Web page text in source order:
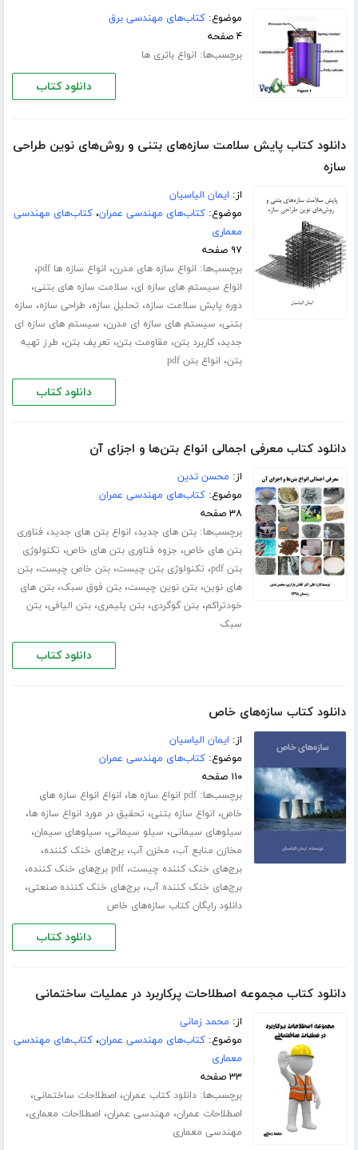
موضوع:کتاب‌های مهندسی برق
۴ صفحه
برچسب‌ها: انواع باتری ها
دانلود کتاب
دانلود کتاب پایش سلامت سازه‌های بتنی و روش‌های نوین طراحی
سازه
از: ایمان الیاسیان
موضوع:کتاب‌های مهندسی عمران،کتاب‌های مهندسی
معماری
۹۷ صفحه
برچسب‌ها: انواع سازه های مدرن، انواع سازه ها pdf ،
انواع سیستم های سازه ای، سلامت سازه های بتنی،
دوره پایش سلامت سازه، تحلیل سازه، طراحی سازه، سازه
بتنی، سیستم های سازه ای مدرن، سیستم های سازه ای
جدید،کاربرد بتن، مقاومت بتن، تعریف بتن، طرز تهیه
بتن، انواع بتن pdf
دانلود کتاب
دانلود کتاب معرفی اجمالی انواع بتن‌ها و اجزای آن
از: محسن تدین
موضوع:کتاب‌های مهندسی عمران
۳۸ صفحه
برچسب‌ها:بتن های جدید، انواع بتن های جدید، فناوری
بتن های خاص، جزوه فناوری بتن های خاص، تکنولوژی
بتن pdf
، تکنولوژی بتن چیست،بتن خاص چیست،بتن
های نوین،بتن نوین چیست،بتن فوق سبک،بتن های
خودتراکم،بتن گوگردی،بتن پلیمری،بتن الیافی،بتن
سبک
دانلود کتاب
دانلود کتاب سازه‌های خاص
از: ایمان الیاسیان
موضوع:کتاب‌های مهندسی عمران
۱۱۰ صفحه
برچسب‌ها:pdf انواع سازه ها ، انواع انواع سازه های
خاص، انواع سازه بتنی، تحقیق در مورد انواع سازه ها،
سیلوهای سیمانی، سیلو سیمانی، سیلوهای سیمان،
مخازن منابع آب، مخزن آب،برج‌های خنک کننده،
برج‌های خنک کننده چیست،pdf برج‌های خنک کننده ،
برج‌های خنک کننده آب،برج‌های خنک کننده صنعتی،
دانلود رایگان کتاب سازه‌های خاص
دانلود کتاب
دانلود کتاب مجموعه اصطلاحات پرکاربرد در عملیات ساختمانی
از: محمد زمانی
موضوع:کتاب‌های مهندسی عمران،کتاب‌های مهندسی
معماری
۳۳ صفحه
برچسب‌ها:دانلود کتاب عمران، اصطلاحات ساختمانی،
اصطلاحات عمران، مهندسی عمران، اصطلاحات معماری،
مهندسی معماری